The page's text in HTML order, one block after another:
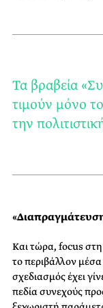
Τα βραβεία
τιμούν μόνο
την
Και τώρα, focus
το περιβάλλον μέσα
σχεδιασμός έχει
πεδία συνεχούς